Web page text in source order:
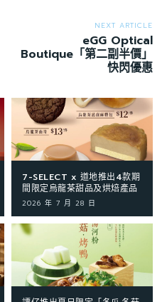
NEXT ARTICLE
eGG Optical
Boutique「第二副半價」
快閃優惠
7-SELECT x 道地推出4款期
間限定烏龍茶甜品及烘焙產品
2026 年 7 月 28 日